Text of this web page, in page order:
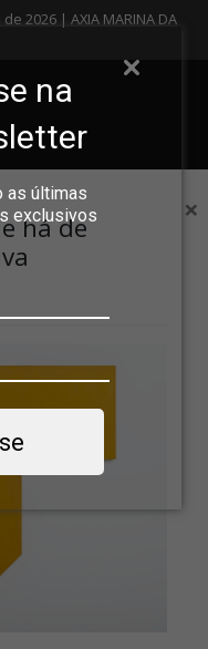
na
as últimas
exclusivos
2026 | AXIA MARINA DA
×
há de